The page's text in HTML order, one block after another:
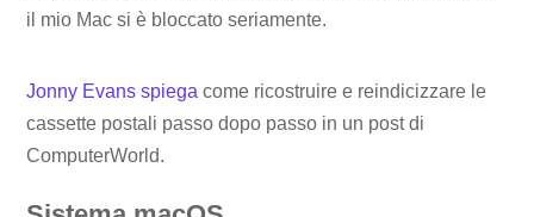
il mio Mac si è bloccato seriamente.
Jonny Evans spiega come ricostruire e reindicizzare le
cassette postali passo dopo passo in un post di
ComputerWorld.